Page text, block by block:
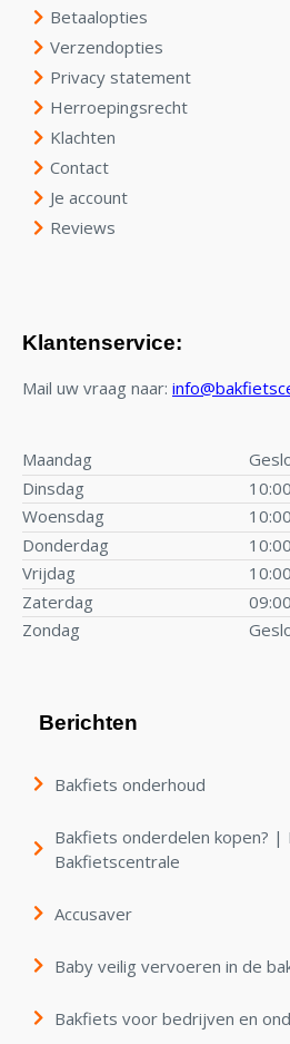
Betaalopties
Verzendopties
Privacy statement
Herroepingsrecht
Klachten
Contact
Je account
Reviews
Klantenservice:
Mail uw vraag naar:
Maandag
Dinsdag
Woensdag
Donderdag
Vrijdag
Zaterdag
Zondag
Berichten
Bakfiets onderhoud
Bakfiets onderdelen kopen?
Bakfietscentrale
Accusaver
Baby veilig vervoeren in de
Bakfiets voor bedrijven en